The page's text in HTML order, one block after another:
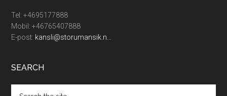
Tel: +4695177888
Mobil: +46765407888
E-post: kansli@storumansik.n…
SEARCH